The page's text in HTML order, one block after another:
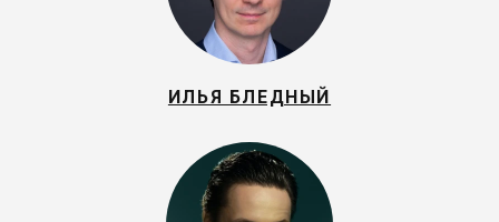
ИЛЬЯ БЛЕДНЫЙ